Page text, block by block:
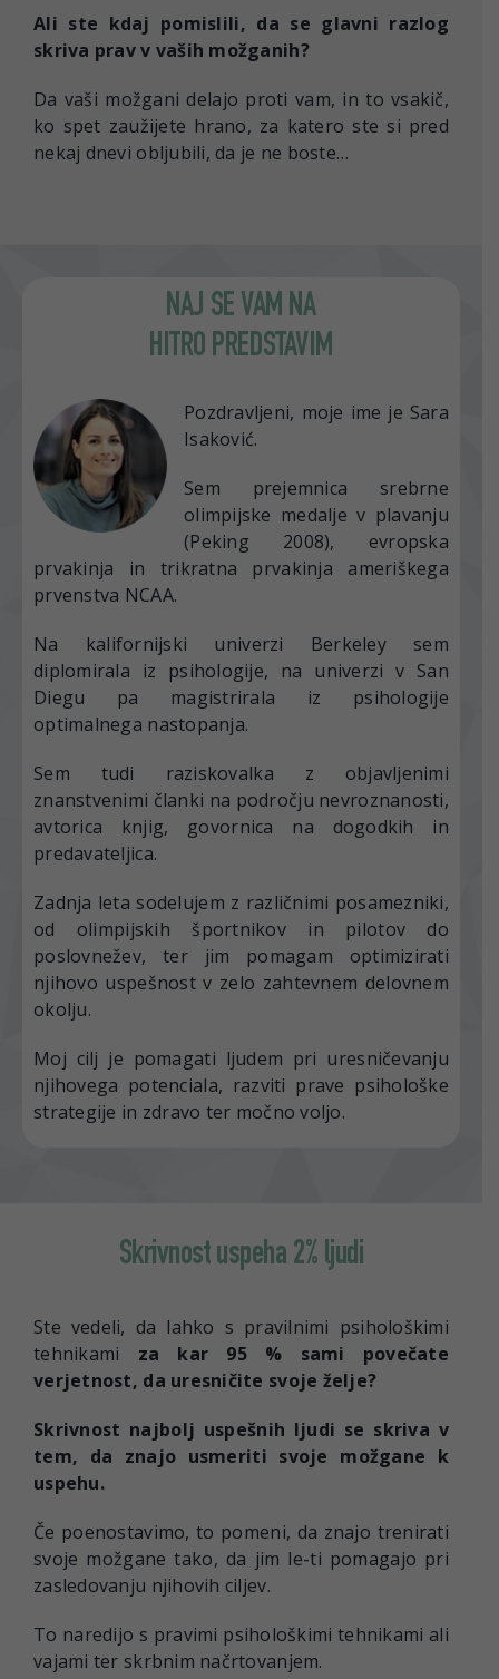
Ali ste kdaj pomislili, da se glavni razlog
skriva prav v vaših možganih?
Da vaši možgani delajo proti vam, in to vsakič,
ko spet zaužijete hrano, za katero ste si pred
nekaj dnevi obljubili, da je ne boste…
NAJ SE VAM NA
HITRO PREDSTAVIM
Pozdravljeni, moje ime je Sara
Isaković.
Sem prejemnica srebrne
olimpijske medalje v plavanju
(Peking 2008), evropska
prvakinja in trikratna prvakinja ameriškega
prvenstva NCAA.
Na kalifornijski univerzi Berkeley sem
diplomirala iz psihologije, na univerzi v San
Diegu pa magistrirala iz psihologije
optimalnega nastopanja.
Sem tudi raziskovalka z objavljenimi
znanstvenimi članki na področju nevroznanosti,
avtorica knjig, govornica na dogodkih in
predavateljica.
Zadnja leta sodelujem z različnimi posamezniki,
od olimpijskih športnikov in pilotov do
poslovnežev, ter jim pomagam optimizirati
njihovo uspešnost v zelo zahtevnem delovnem
okolju.
Moj cilj je pomagati ljudem pri uresničevanju
njihovega potenciala, razviti prave psihološke
strategije in zdravo ter močno voljo.
Skrivnost uspeha 2% ljudi
Ste vedeli, da lahko s pravilnimi psihološkimi
tehnikami za kar 95 % sami
povečate
verjetnost, da uresničite svoje želje?
Skrivnost najbolj uspešnih ljudi se skriva v
tem, da znajo usmeriti svoje možgane k
uspehu.
Če poenostavimo, to pomeni, da znajo trenirati
svoje možgane tako, da jim le-ti pomagajo pri
zasledovanju njihovih ciljev.
To naredijo s pravimi psihološkimi tehnikami ali
vajami ter skrbnim načrtovanjem.